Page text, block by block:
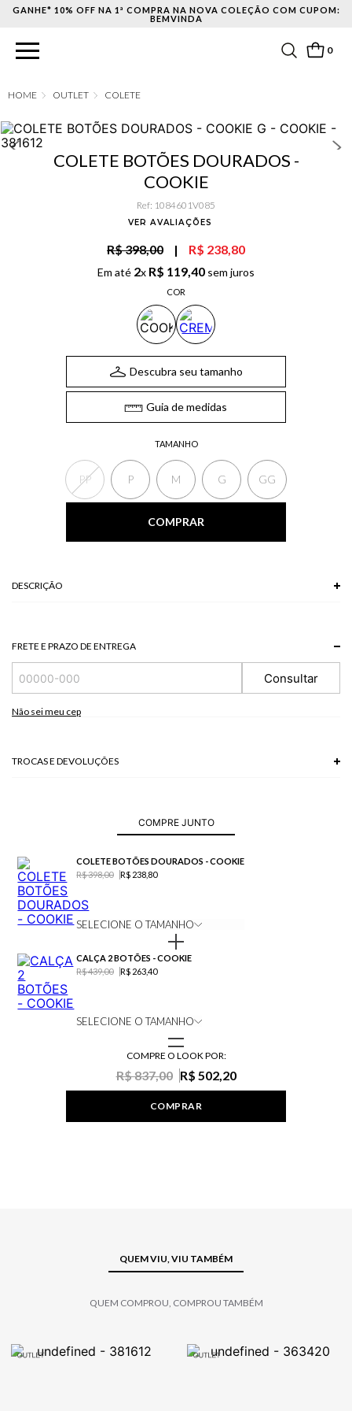
GANHE* 10% OFF NA 1ª COMPRA NA NOVA COLEÇÃO COM CUPOM:
BEMVINDA
0
OUTLET COLETE
COLETE BOTÕES DOURADOS -
COOKIE
Ref: 1084601V085
VER AVALIAÇÕES
R$ 398,00 | R$ 238,80
Em até 2x R$ 119,40 sem juros
COR
TAMANHO
PP P M G GG
Descubra seu tamanho
Guia de medidas
COMPRAR
DESCRIÇÃO
94,5 % POLIESTER + 4 % ELASTANO + 1,5 % VISCOSE
FRETE E PRAZO DE ENTREGA
Consultar
Não sei meu cep
TROCAS E DEVOLUÇÕES
COMPRE JUNTO
COLETE BOTÕES DOURADOS - COOKIE
R$ 398,00
R$ 238,80
SELECIONE O TAMANHO
CALÇA 2 BOTÕES - COOKIE
R$ 439,00
R$ 263,40
SELECIONE O TAMANHO
COMPRE O LOOK POR:
R$ 837,00 R$ 502,20
COMPRAR
QUEM VIU, VIU TAMBÉM
QUEM COMPROU, COMPROU TAMBÉM